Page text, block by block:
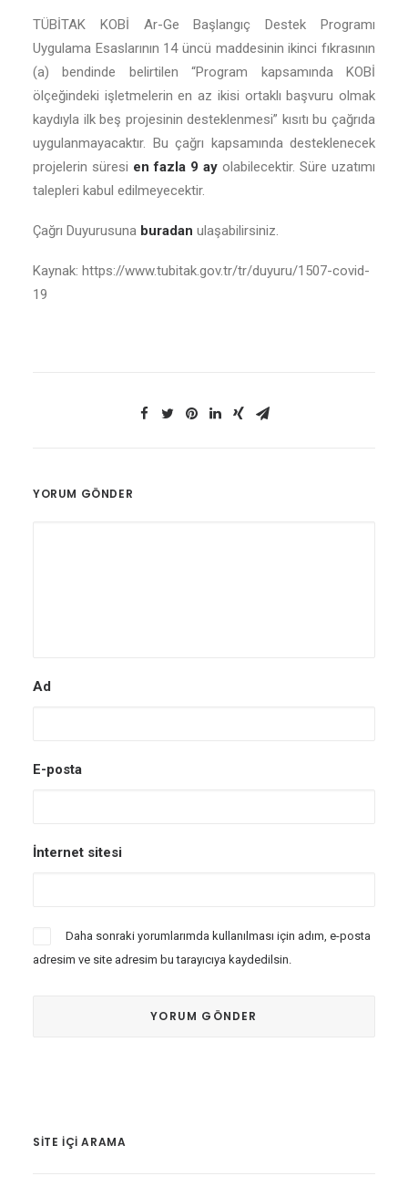
TÜBİTAK KOBİ Ar-Ge Başlangıç Destek Programı
Uygulama Esaslarının 14 üncü maddesinin ikinci fıkrasının
(a) bendinde belirtilen “Program kapsamında KOBİ
ölçeğindeki işletmelerin en az ikisi ortaklı başvuru olmak
kaydıyla ilk beş projesinin desteklenmesi” kısıtı bu çağrıda
uygulanmayacaktır. Bu çağrı kapsamında desteklenecek
projelerin süresi en fazla 9 ay olabilecektir. Süre uzatımı
talepleri kabul edilmeyecektir.
Çağrı Duyurusuna buradan ulaşabilirsiniz.
Kaynak: https://www.tubitak.gov.tr/tr/duyuru/1507-covid-
19
YORUM GÖNDER
Ad
E-posta
İnternet sitesi
Daha sonraki yorumlarımda kullanılması için adım, e-posta
adresim ve site adresim bu tarayıcıya kaydedilsin.
SITE IÇI ARAMA